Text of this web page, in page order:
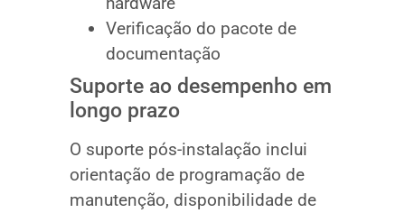
Verificação do pacote de
documentação
Suporte ao desempenho em
longo prazo
O suporte pós-instalação inclui
orientação de programação de
manutenção, disponibilidade de